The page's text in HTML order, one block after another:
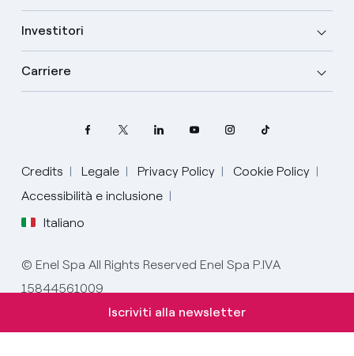
Investitori
Carriere
Credits Legale Privacy Policy
Cookie Policy
Accessibilità e inclusione
Italiano
Italiano
© Enel Spa All Rights Reserved Enel Spa P.IVA
15844561009
Iscriviti alla newsletter